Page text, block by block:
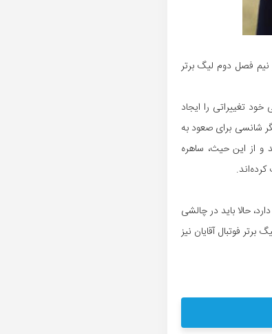
نیم فصل دوم لیگ برتر
تغییراتی را ایجاد
6 امتیاز به دست آورده‌اند و دیگر شانسی برای صعود به
و از این حیث، ساهره
حالا باید در چالشی
فوتبال آقایان نیز